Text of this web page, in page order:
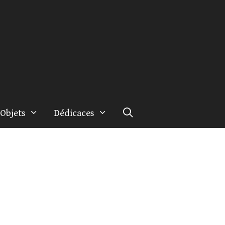
Objets Dédicaces